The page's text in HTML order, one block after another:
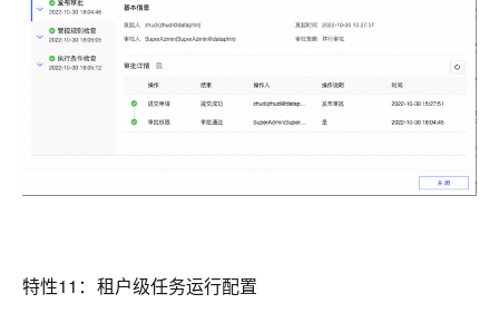
特性11：租户级任务运行配置